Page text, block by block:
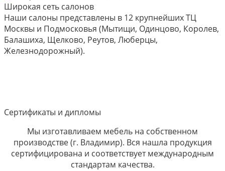
Широкая сеть салонов
Наши салоны представлены в 12 крупнейших ТЦ
Москвы и Подмосковья (Мытищи, Одинцово, Королев,
Балашиха, Щелково, Реутов, Люберцы,
Железнодорожный).
Сертификаты и дипломы
Мы изготавливаем мебель на собственном
производстве (г. Владимир). Вся нашла продукция
сертифицирована и соответствует международным
стандартам качества.